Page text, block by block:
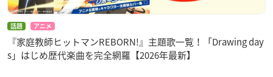
話題 アニメ
『家庭教師ヒットマンREBORN!』主題歌一覧！「Drawing day
s」はじめ歴代楽曲を完全網羅【2026年最新】